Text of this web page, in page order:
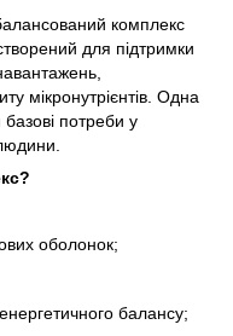
комплекс
для підтримки
мікронутрієнтів. Одна
потреби у
оболонок;
балансу;